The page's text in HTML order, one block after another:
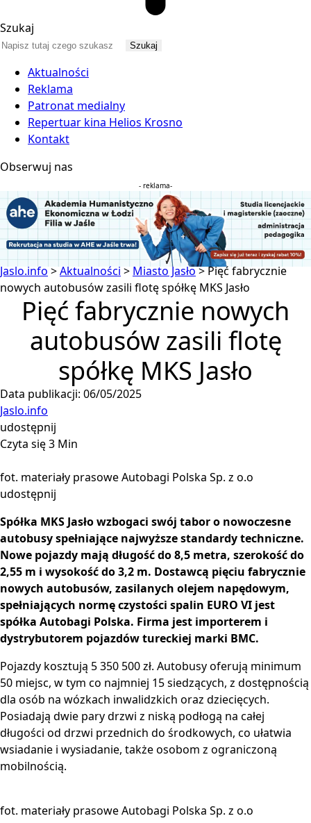
Szukaj
Aktualności
Reklama
Patronat medialny
Repertuar kina Helios Krosno
Kontakt
Obserwuj nas
- reklama-
Jaslo.info>Aktualności > Miasto Jasło>Pięć fabrycznie
nowych autobusów zasili flotę spółkę MKS Jasło
Pięć fabrycznie nowych
autobusów zasili flotę
spółkę MKS Jasło
Data publikacji: 06/05/2025
Jaslo.info
udostępnij
Czyta się 3 Min
fot. materiały prasowe Autobagi Polska Sp. z o.o
udostępnij
Spółka MKS Jasło wzbogaci swój tabor o nowoczesne
autobusy spełniające najwyższe standardy techniczne.
Nowe pojazdy mają długość do 8,5 metra, szerokość do
2,55 m i wysokość do 3,2 m. Dostawcą pięciu fabrycznie
nowych autobusów, zasilanych olejem napędowym,
spełniających normę czystości spalin EURO VI jest
spółka Autobagi Polska. Firma jest importerem i
dystrybutorem pojazdów tureckiej marki BMC.
Pojazdy kosztują 5 350 500 zł. Autobusy oferują minimum
50 miejsc, w tym co najmniej 15 siedzących, z dostępnością
dla osób na wózkach inwalidzkich oraz dziecięcych.
Posiadają dwie pary drzwi z niską podłogą na całej
długości od drzwi przednich do środkowych, co ułatwia
wsiadanie i wysiadanie, także osobom z ograniczoną
mobilnością.
fot. materiały prasowe Autobagi Polska Sp. z o.o